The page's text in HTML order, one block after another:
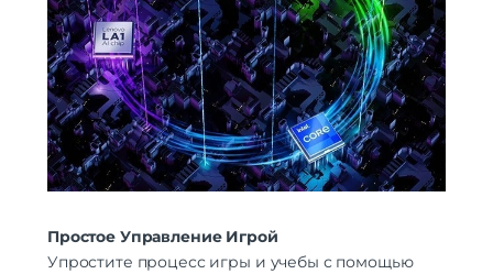
Простое Управление Игрой
Упростите процесс игры и учебы с помощью